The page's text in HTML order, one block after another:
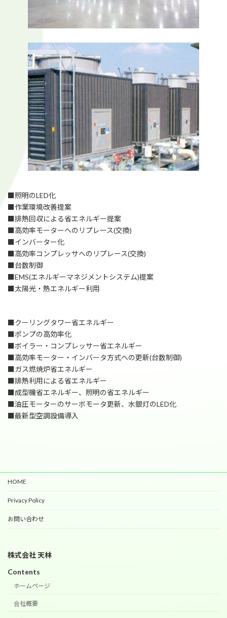
■照明のLED化
■作業環境改善提案
■排熱回収による省エネルギー提案
■高効率モーターへのリプレース(交換)
■インバーター化
■高効率コンプレッサへのリプレース(交換)
■台数制御
■EMS(エネルギーマネジメントシステム)提案
■太陽光・熱エネルギー利用
■クーリングタワー省エネルギー
■ポンプの高効率化
■ボイラー・コンプレッサー省エネルギー
■高効率モーター・インバータ方式への更新(台数制御)
■ガス燃焼炉省エネルギー
■排熱利用による省エネルギー
■成型機省エネルギー、照明の省エネルギー
■油圧モーターのサーボモータ更新、水銀灯のLED化
■最新型空調設備導入
HOME
Privacy Policy
お問い合わせ
株式会社 天林
Contents
ホームページ
会社概要